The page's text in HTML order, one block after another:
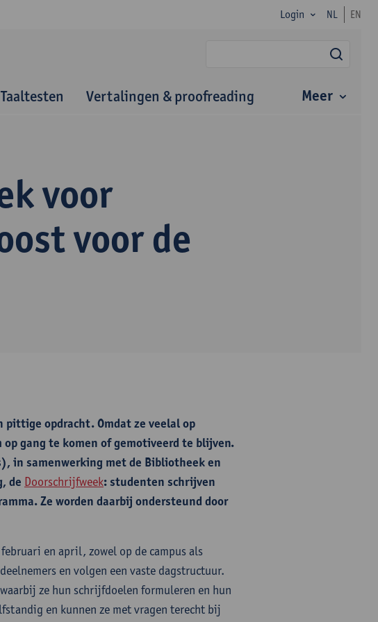
Login NL EN
Taaltesten Vertalingen & proofreading Meer
voor
voor de
opdracht. Omdat ze veelal op
gang te komen of gemotiveerd te blijven.
in samenwerking met de Bibliotheek en
de Doorschrijfweek: studenten schrijven
Ze worden daarbij ondersteund door
en april, zowel op de campus als
en volgen een vaste dagstructuur.
ze hun schrijfdoelen formuleren en hun
en kunnen ze met vragen terecht bij